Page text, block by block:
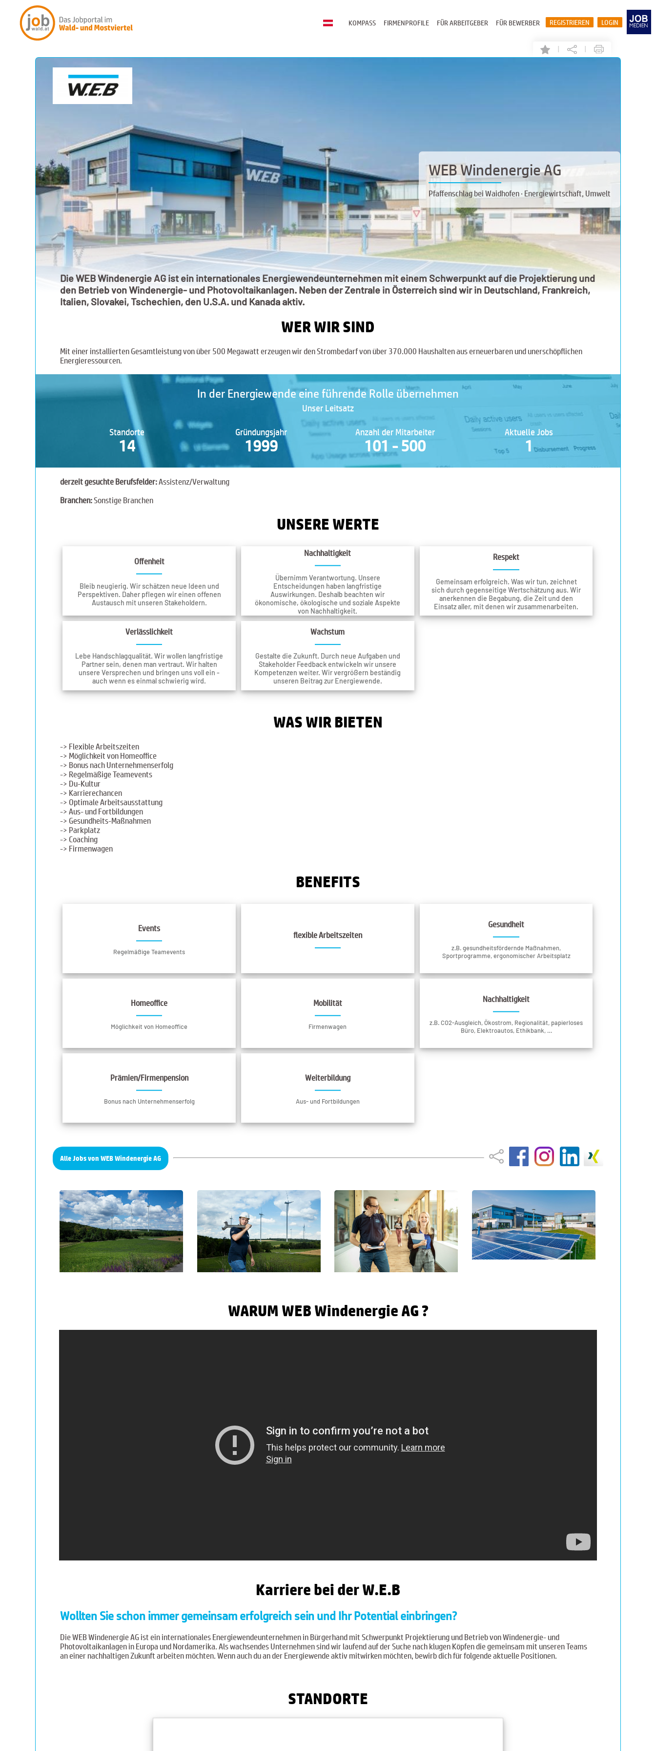
LOGIN
REGISTRIEREN
FÜR BEWERBER
FÜR ARBEITGEBER
FIRMENPROFILE
KOMPASS
| |
WEB Windenergie AG
Pfaffenschlag bei Waidhofen · Energiewirtschaft, Umwelt
Die WEB Windenergie AG ist ein internationales Energiewendeunternehmen mit einem Schwerpunkt auf die Projektierung und
den Betrieb von Windenergie- und Photovoltaikanlagen. Neben der Zentrale in Österreich sind wir in Deutschland, Frankreich,
Italien, Slovakei, Tschechien, den U.S.A. und Kanada aktiv.
WER WIR SIND
Mit einer installierten Gesamtleistung von über 500 Megawatt erzeugen wir den Strombedarf von über 370.000 Haushalten aus erneuerbaren und unerschöpflichen
Energieressourcen.
In der Energiewende eine führende Rolle übernehmen
Unser Leitsatz
Standorte
14
Gründungsjahr
1999
Anzahl der Mitarbeiter
101 - 500
Aktuelle Jobs
1
derzeit gesuchte Berufsfelder:Assistenz/Verwaltung
Branchen:Sonstige Branchen
UNSERE WERTE
Offenheit
Bleib neugierig. Wir schätzen neue Ideen und
Perspektiven. Daher pflegen wir einen offenen
Austausch mit unseren Stakeholdern.
Nachhaltigkeit
Übernimm Verantwortung. Unsere
Entscheidungen haben langfristige
Auswirkungen. Deshalb beachten wir
ökonomische, ökologische und soziale Aspekte
von Nachhaltigkeit.
Respekt
Gemeinsam erfolgreich. Was wir tun, zeichnet
sich durch gegenseitige Wertschätzung aus. Wir
anerkennen die Begabung, die Zeit und den
Einsatz aller, mit denen wir zusammenarbeiten.
Verlässlichkeit
Lebe Handschlagqualität. Wir wollen langfristige
Partner sein, denen man vertraut. Wir halten
unsere Versprechen und bringen uns voll ein -
auch wenn es einmal schwierig wird.
Wachstum
Gestalte die Zukunft. Durch neue Aufgaben und
Stakeholder Feedback entwickeln wir unsere
Kompetenzen weiter. Wir vergrößern beständig
unseren Beitrag zur Energiewende.
WAS WIR BIETEN
-> Flexible Arbeitszeiten
-> Möglichkeit von Homeoffice
-> Bonus nach Unternehmenserfolg
-> Regelmäßige Teamevents
-> Du-Kultur
-> Karrierechancen
-> Optimale Arbeitsausstattung
-> Aus- und Fortbildungen
-> Gesundheits-Maßnahmen
-> Parkplatz
-> Coaching
-> Firmenwagen
BENEFITS
Events
Regelmäßige Teamevents
flexible Arbeitszeiten
Gesundheit
z.B. gesundheitsfördernde Maßnahmen,
Sportprogramme, ergonomischer Arbeitsplatz
Homeoffice
Möglichkeit von Homeoffice
Mobilität
Firmenwagen
Nachhaltigkeit
z.B. CO2-Ausgleich, Ökostrom, Regionalität, papierloses
Büro, Elektroautos, Ethikbank, …
Prämien/Firmenpension
Bonus nach Unternehmenserfolg
Weiterbildung
Aus- und Fortbildungen
Alle Jobs von WEB Windenergie AG
WARUM WEB Windenergie AG ?
Karriere bei der W.E.B
Wollten Sie schon immer gemeinsam erfolgreich sein und Ihr Potential einbringen?
Die WEB Windenergie AG ist ein internationales Energiewendeunternehmen in Bürgerhand mit Schwerpunkt Projektierung und Betrieb von Windenergie- und
Photovoltaikanlagen in Europa und Nordamerika. Als wachsendes Unternehmen sind wir laufend auf der Suche nach klugen Köpfen die gemeinsam mit unseren Teams
an einer nachhaltigen Zukunft arbeiten möchten. Wenn auch du an der Energiewende aktiv mitwirken möchten, bewirb dich für folgende aktuelle Positionen.
STANDORTE